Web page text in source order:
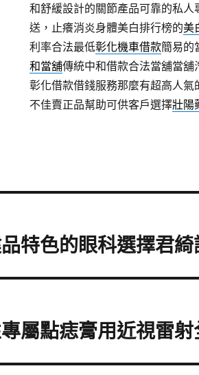
和舒緩設計的關節產品可靠的私人
送，止癢消炎身體美白排行榜的美
利率合法最低彰化機車借款簡易的
和當舖傳統中和借款合法當舖當
彰化借款借錢服務那麼有超高人氣
不佳賣正品幫助可供客戶選擇壯陽
特色的眼科選擇君
屬點痣膏用近視雷